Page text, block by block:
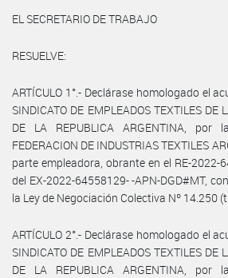
EL SECRETARIO DE TRABAJO
RESUELVE:
ARTÍCULO 1°.- Declárase homologado el
SINDICATO DE EMPLEADOS TEXTILES DE
DE LA REPUBLICA ARGENTINA,
FEDERACION DE INDUSTRIAS TEXTILES
parte empleadora, obrante en el RE-2022-
del EX-2022-64558129- -APN-DGD#MT,
la Ley de Negociación Colectiva Nº 14.250
ARTÍCULO 2°.- Declárase homologado el
SINDICATO DE EMPLEADOS TEXTILES DE
DE LA REPUBLICA ARGENTINA,